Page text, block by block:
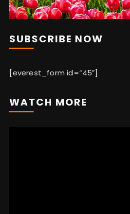
SUBSCRIBE NOW
[everest_form id=”45″]
WATCH MORE